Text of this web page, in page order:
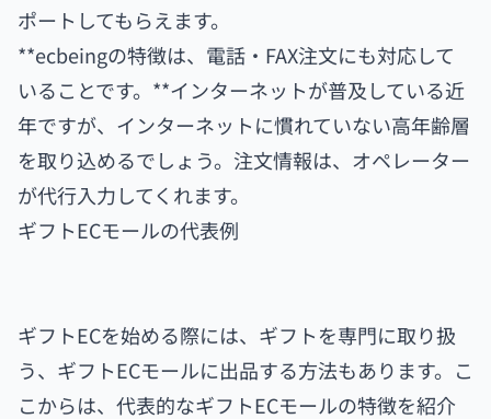
ポートしてもらえます。
**ecbeingの特徴は、電話・FAX注文にも対応して
いることです。**インターネットが普及している近
年ですが、インターネットに慣れていない高年齢層
を取り込めるでしょう。注文情報は、オペレーター
が代行入力してくれます。
ギフトECモールの代表例